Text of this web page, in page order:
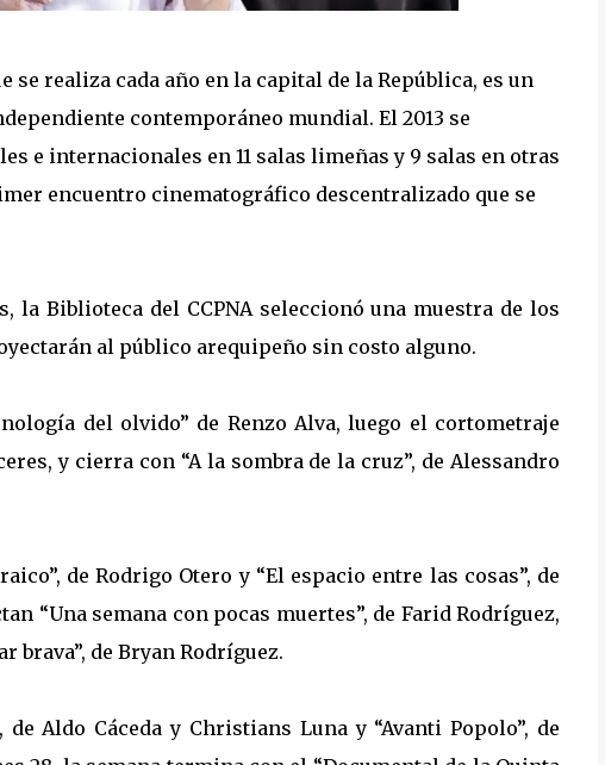
se realiza cada año en la capital de la República, es un
contemporáneo mundial. El 2013 se
e internacionales en 11 salas limeñas y 9 salas en otras
encuentro cinematográfico descentralizado que se
la Biblioteca del CCPNA seleccionó una muestra de los
al público arequipeño sin costo alguno.
del olvido” de Renzo Alva, luego el cortometraje
y cierra con “A la sombra de la cruz”, de Alessandro
de Rodrigo Otero y “El espacio entre las cosas”, de
“Una semana con pocas muertes”, de Farid Rodríguez,
brava”, de Bryan Rodríguez.
Aldo Cáceda y Christians Luna y “Avanti Popolo”, de